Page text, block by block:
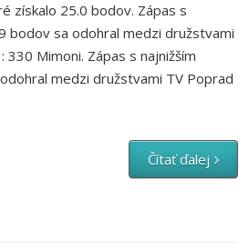
získalo 25.0 bodov. Zápas s
bodov sa odohral medzi družstvami
330 Mimoni. Zápas s najnižším
medzi družstvami TV Poprad
Čítať ďalej